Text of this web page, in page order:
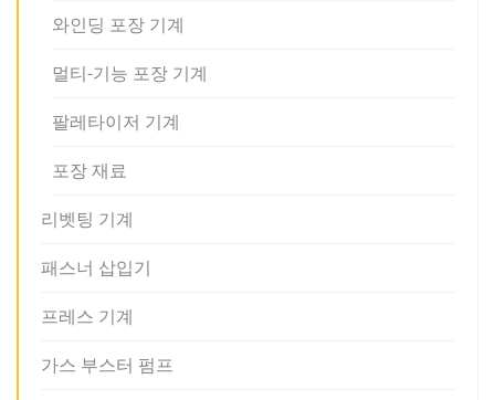
와인딩 포장 기계
멀티-기능 포장 기계
팔레타이저 기계
포장 재료
리벳팅 기계
패스너 삽입기
프레스 기계
가스 부스터 펌프